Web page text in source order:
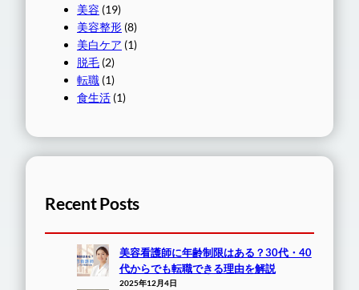
美容 (19)
美容整形 (8)
美白ケア (1)
脱毛 (2)
転職 (1)
食生活 (1)
Recent Posts
美容看護師に年齢制限はある？30代・40
代からでも転職できる理由を解説
2025年12月4日